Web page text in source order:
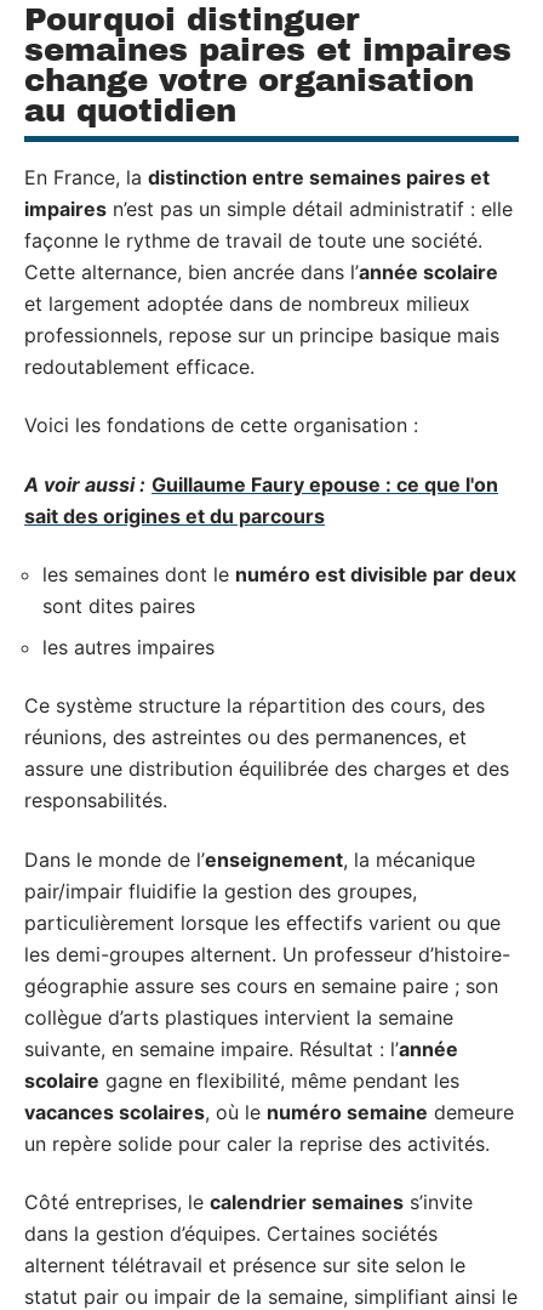
Pourquoi distinguer
semaines paires et impaires
change votre organisation
au quotidien
En France, la distinction entre semaines paires et
impaires n’est pas un simple détail administratif : elle
façonne le rythme de travail de toute une société.
Cette alternance, bien ancrée dans l’année scolaire
et largement adoptée dans de nombreux milieux
professionnels, repose sur un principe basique mais
redoutablement efficace.
Voici les fondations de cette organisation :
A voir aussi : Guillaume Faury epouse : ce que l'on
sait des origines et du parcours
les semaines dont le numéro est divisible par deux
sont dites paires
les autres impaires
Ce système structure la répartition des cours, des
réunions, des astreintes ou des permanences, et
assure une distribution équilibrée des charges et des
responsabilités.
Dans le monde de l’enseignement, la mécanique
pair/impair fluidifie la gestion des groupes,
particulièrement lorsque les effectifs varient ou que
les demi-groupes alternent. Un professeur d’histoire-
géographie assure ses cours en semaine paire ; son
collègue d’arts plastiques intervient la semaine
suivante, en semaine impaire. Résultat : l’année
scolaire gagne en flexibilité, même pendant les
vacances scolaires, où le numéro semaine demeure
un repère solide pour caler la reprise des activités.
Côté entreprises, le calendrier semaines s’invite
dans la gestion d’équipes. Certaines sociétés
alternent télétravail et présence sur site selon le
statut pair ou impair de la semaine, simplifiant ainsi le